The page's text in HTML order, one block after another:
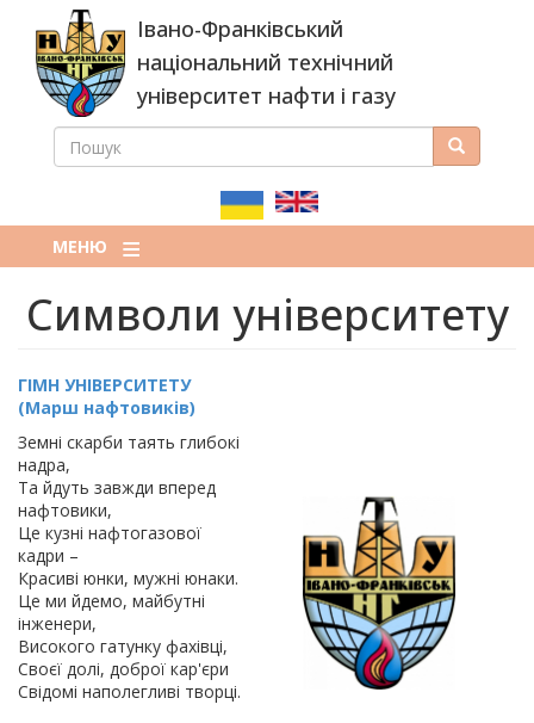
основного
вмісту
Івано-Франківський
національний технічний
університет нафти і газу
ПОШУКОВА
ПОШУК Пошук
МЕНЮ
Символи університету
ГІМН УНІВЕРСИТЕТУ
(Марш нафтовиків)
Земні скарби таять глибокі
надра,
Та йдуть завжди вперед
нафтовики,
Це кузні нафтогазової
кадри –
Красиві юнки, мужні юнаки.
Це ми йдемо, майбутні
інженери,
Високого гатунку фахівці,
Своєї долі, доброї кар'єри
Свідомі наполегливі творці.